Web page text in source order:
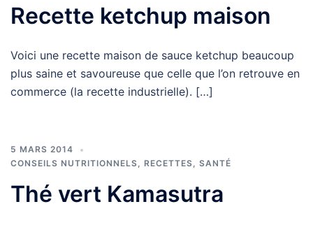
Recette ketchup maison
Voici une recette maison de sauce ketchup beaucoup
plus saine et savoureuse que celle que l’on retrouve en
commerce (la recette industrielle). […]
5 MARS 2014
CONSEILS NUTRITIONNELS
RECETTES SANTÉ
Thé vert Kamasutra